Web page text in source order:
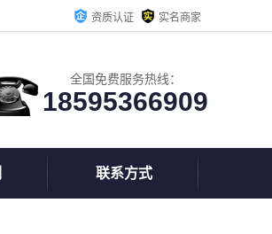
资质认证 实名商家
全国免费服务热线：
18595366909
联系方式